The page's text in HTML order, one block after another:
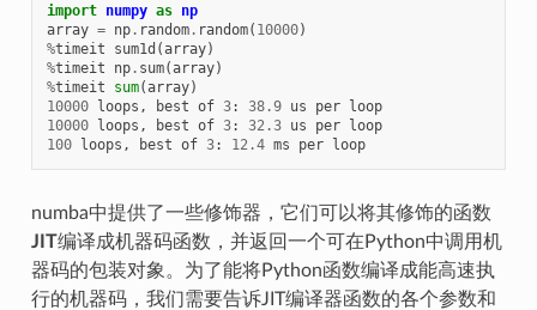
import numpy as np
array = np. random. random( 10000)
%timeit sum1d (array)
%timeit np. sum(array)
%timeit sum(array)
10000 loops , best of 3: 38.9 us per loop
10000 loops , best of 3: 32.3 us per loop
100 loops , best of 3: 12.4 ms per loop
numba中提供了一些修饰器，它们可以将其修饰的函数
JIT编译成机器码函数，并返回一个可在Python中调用机
器码的包装对象。为了能将Python函数编译成能高速执
行的机器码，我们需要告诉JIT编译器函数的各个参数和